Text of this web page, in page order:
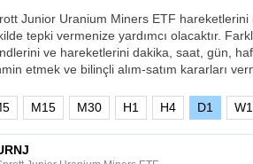
Junior Uranium Miners ETF hareketlerini
tepki vermenize yardımcı olacaktır.
ve hareketlerini dakika, saat, gün,
etmek ve bilinçli alım-satım kararları
M15 M30 H1 H4 D1 W1